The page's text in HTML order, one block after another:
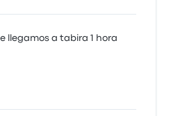
llegamos a tabira 1 hora